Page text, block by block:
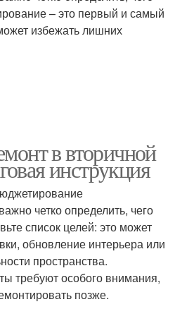
– это первый и самый
избежать лишних
в вторичной
инструкция
четко определить, чего
список целей: это может
обновление интерьера или
пространства.
требуют особого внимания,
позже.